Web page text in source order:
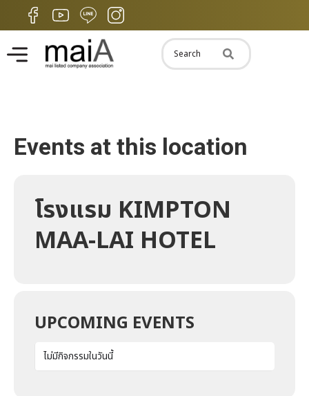
Events at this location
โรงแรม KIMPTON
MAA-LAI HOTEL
UPCOMING EVENTS
ไม่มีกิจกรรมในวันนี้